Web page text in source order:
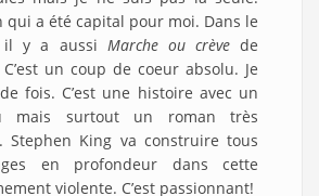
qui a été capital pour moi. Dans le
il y a aussi Marche ou crèvede
un coup de coeur absolu. Je
fois. C’est une histoire avec un
mais surtout un roman très
Stephen King va construire tous
en profondeur dans cette
violente. C’est passionnant!